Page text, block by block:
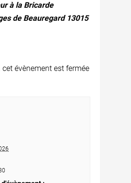
à la Bricarde
de Beauregard 13015
cet évènement est fermée